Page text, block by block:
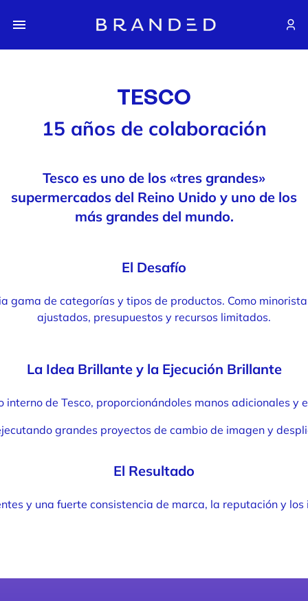
TESCO
15 años de colaboración
Tesco es uno de los «tres grandes»
supermercados del Reino Unido y uno de los
más grandes del mundo.
El Desafío
de categorías y tipos de productos. Como
ajustados, presupuestos y recursos limitados.
La Idea Brillante y la Ejecución Brillante
interno de Tesco, proporcionándoles manos adicionales y
grandes proyectos de cambio de imagen y
El Resultado
y una fuerte consistencia de marca, la reputación y los